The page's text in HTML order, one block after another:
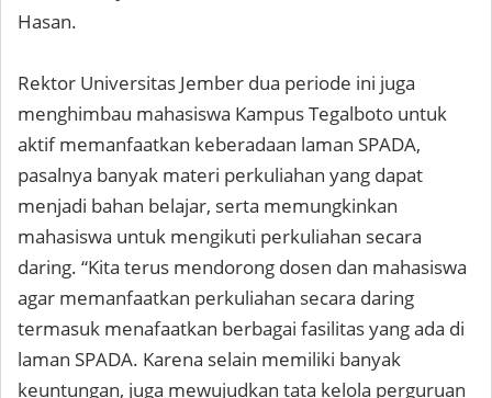
Hasan.
Rektor Universitas Jember dua periode ini juga
menghimbau mahasiswa Kampus Tegalboto untuk
aktif memanfaatkan keberadaan laman SPADA,
pasalnya banyak materi perkuliahan yang dapat
menjadi bahan belajar, serta memungkinkan
mahasiswa untuk mengikuti perkuliahan secara
daring. “Kita terus mendorong dosen dan mahasiswa
agar memanfaatkan perkuliahan secara daring
termasuk menafaatkan berbagai fasilitas yang ada di
laman SPADA. Karena selain memiliki banyak
keuntungan, juga mewujudkan tata kelola perguruan